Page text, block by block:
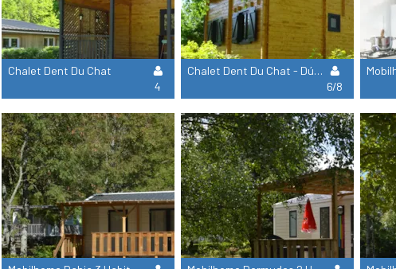
Chalet Dent Du Chat
4
Chalet Dent Du Chat - Dúplex
6/8